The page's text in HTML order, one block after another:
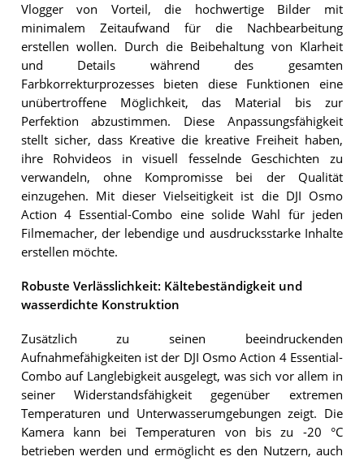
Vlogger von Vorteil, die hochwertige Bilder mit
minimalem Zeitaufwand für die Nachbearbeitung
erstellen wollen. Durch die Beibehaltung von Klarheit
und Details während des gesamten
Farbkorrekturprozesses bieten diese Funktionen eine
unübertroffene Möglichkeit, das Material bis zur
Perfektion abzustimmen. Diese Anpassungsfähigkeit
stellt sicher, dass Kreative die kreative Freiheit haben,
ihre Rohvideos in visuell fesselnde Geschichten zu
verwandeln, ohne Kompromisse bei der Qualität
einzugehen. Mit dieser Vielseitigkeit ist die DJI Osmo
Action 4 Essential-Combo eine solide Wahl für jeden
Filmemacher, der lebendige und ausdrucksstarke Inhalte
erstellen möchte.
Robuste Verlässlichkeit: Kältebeständigkeit und
wasserdichte Konstruktion
Zusätzlich zu seinen beeindruckenden
Aufnahmefähigkeiten ist der DJI Osmo Action 4 Essential-
Combo auf Langlebigkeit ausgelegt, was sich vor allem in
seiner Widerstandsfähigkeit gegenüber extremen
Temperaturen und Unterwasserumgebungen zeigt. Die
Kamera kann bei Temperaturen von bis zu -20 °C
betrieben werden und ermöglicht es den Nutzern, auch